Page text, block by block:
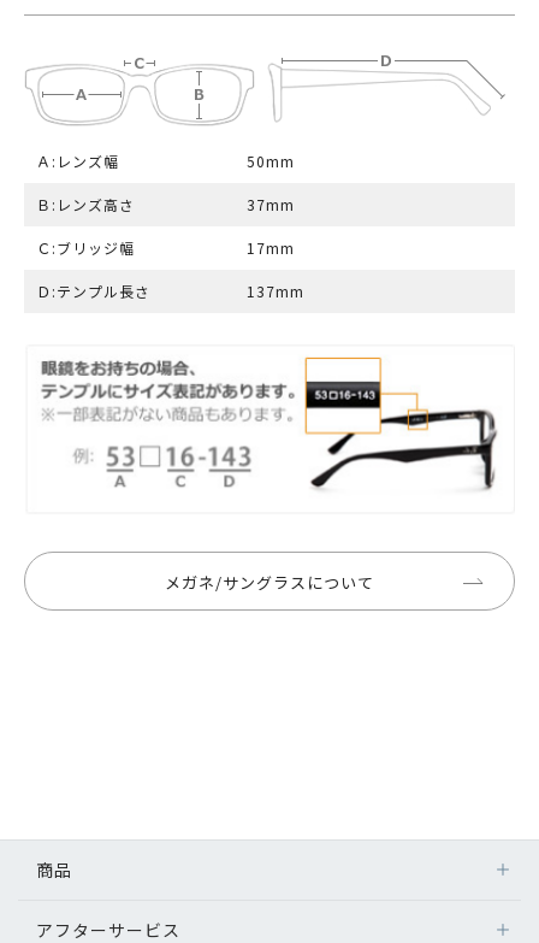
Ａ:レンズ幅 50mm
Ｂ:レンズ高さ 37mm
Ｃ:ブリッジ幅 17mm
Ｄ:テンプル長さ 137mm
メガネ/サングラスについて
商品
アフターサービス